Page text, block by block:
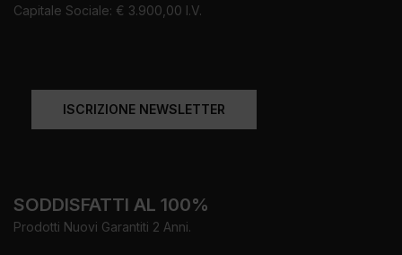
Capitale Sociale: € 3.900,00 I.V.
ISCRIZIONE NEWSLETTER
SODDISFATTI AL 100%
Prodotti Nuovi Garantiti 2 Anni.